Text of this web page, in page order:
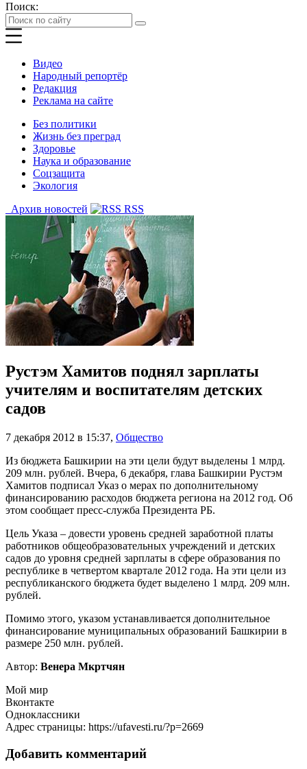
Поиск:
Видео
Народный репортёр
Редакция
Реклама на сайте
Без политики
Жизнь без преград
Здоровье
Наука и образование
Соцзащита
Экология
Архив новостей
RSS
Рустэм Хамитов поднял зарплаты
учителям и воспитателям детских
садов
7 декабря 2012 в 15:37, Общество
Из бюджета Башкирии на эти цели будут выделены 1 млрд.
209 млн. рублей. Вчера, 6 декабря, глава Башкирии Рустэм
Хамитов подписал Указ о мерах по дополнительному
финансированию расходов бюджета региона на 2012 год. Об
этом сообщает пресс-служба Президента РБ.
Цель Указа – довести уровень средней заработной платы
работников общеобразовательных учреждений и детских
садов до уровня средней зарплаты в сфере образования по
республике в четвертом квартале 2012 года. На эти цели из
республиканского бюджета будет выделено 1 млрд. 209 млн.
рублей.
Помимо этого, указом устанавливается дополнительное
финансирование муниципальных образований Башкирии в
размере 250 млн. рублей.
Автор: Венера Мкртчян
Мой мир
Вконтакте
Одноклассники
Адрес страницы: https://ufavesti.ru/?p=2669
Добавить комментарий